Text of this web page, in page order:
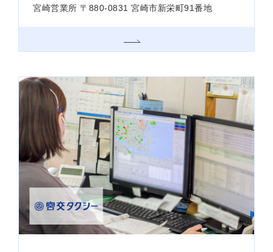
宮崎営業所 〒880-0831 宮崎市新栄町91番地